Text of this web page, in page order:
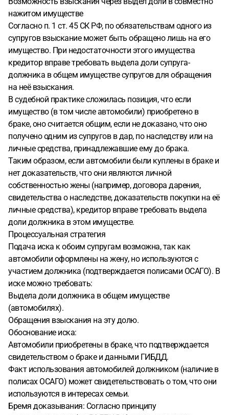
требованием "О выделе доли супруга-должника в общем
имуществе и обращении на нее взыскания".
обоснование иска ссылаться на то, что автомобили
куплены в браке (свидетельство о браке + данные
ГИБДД), а также на то, что они используются семьей
(полисы ОСАГО, допускающие мужа к управлению).
Переложить бремя доказывания на ответчиков, чтобы
именно они доказывали суду, что автомобили являются
личной собственностью жены (куплены на ее добрачные
средства, подарены ей, унаследованы и т.д.), а не на меня,
как на взыскателя, доказывать обратное.Благодарю!
нажитом имуществе
Согласно п. 1 ст. 45 СК РФ, по обязательствам одного из
супругов взыскание может быть обращено лишь на его
имущество. При недостаточности этого имущества
кредитор вправе требовать выдела доли супруга-
должника в общем имуществе супругов для обращения
на неё взыскания.
В судебной практике сложилась позиция, что если
имущество (в том числе автомобили) приобретено в
браке, оно считается общим, если не доказано, что оно
получено одним из супругов в дар, по наследству или на
личные средства, принадлежавшие ему до брака.
Таким образом, если автомобили были куплены в браке и
нет доказательств, что они являются личной
собственностью жены (например, договора дарения,
свидетельства о наследстве, доказательств покупки на её
личные средства), кредитор вправе требовать выдела
доли должника в этом имуществе.
Процессуальная стратегия
Подача иска к обоим супругам возможна, так как
автомобили оформлены на жену, но используются с
участием должника (подтверждается полисами ОСАГО). В
иске можно требовать:
Выдела доли должника в общем имуществе
(автомобилях).
Обращения взыскания на эту долю.
Обоснование иска:
Автомобили приобретены в браке, что подтверждается
свидетельством о браке и данными ГИБДД.
Факт использования автомобилей должником (наличие в
полисах ОСАГО) может свидетельствовать о том, что они
используются в интересах семьи.
Бремя доказывания: Согласно принципу